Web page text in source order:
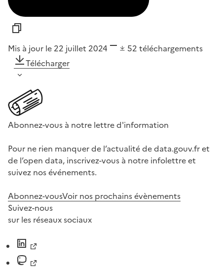
Mis à jour le 22 juillet 2024 52 téléchargements
Télécharger
Abonnez-vous à notre lettre d'information
Pour ne rien manquer de l’actualité de data.gouv.fr et
de l’open data, inscrivez-vous à notre infolettre et
suivez nos événements.
Abonnez-vousVoir nos prochains évènements
Suivez-nous
sur les réseaux sociaux